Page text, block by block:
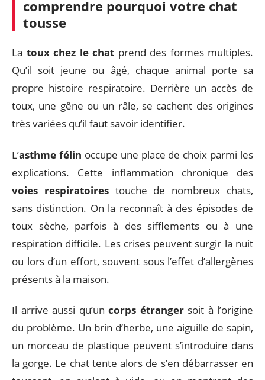
comprendre pourquoi votre chat
tousse
La toux chez le chat prend des formes multiples.
Qu’il soit jeune ou âgé, chaque animal porte sa
propre histoire respiratoire. Derrière un accès de
toux, une gêne ou un râle, se cachent des origines
très variées qu’il faut savoir identifier.
L’asthme félin occupe une place de choix parmi les
explications. Cette inflammation chronique des
voies respiratoirestouche de nombreux chats,
sans distinction. On la reconnaît à des épisodes de
toux sèche, parfois à des sifflements ou à une
respiration difficile. Les crises peuvent surgir la nuit
ou lors d’un effort, souvent sous l’effet d’allergènes
présents à la maison.
Il arrive aussi qu’un corps étrangersoit à l’origine
du problème. Un brin d’herbe, une aiguille de sapin,
un morceau de plastique peuvent s’introduire dans
la gorge. Le chat tente alors de s’en débarrasser en